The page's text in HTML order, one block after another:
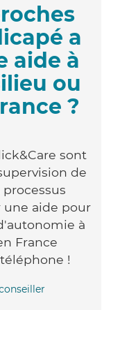
a
aide à
ou
?
sont
de
une aide pour
à
France
!